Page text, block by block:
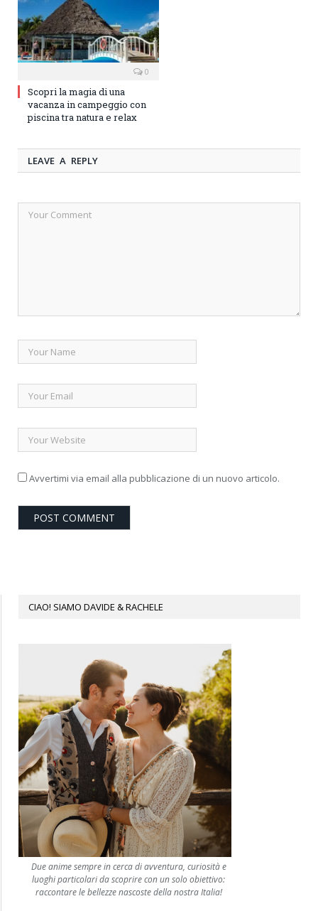
0
Scopri la magia di una
vacanza in campeggio con
piscina tra natura e relax
LEAVE A REPLY
Avvertimi via email alla pubblicazione di un nuovo articolo.
CIAO! SIAMO DAVIDE & RACHELE
Due anime sempre in cerca di avventura, curiosità e
luoghi particolari da scoprire con un solo obiettivo:
raccontare le bellezze nascoste della nostra Italia!